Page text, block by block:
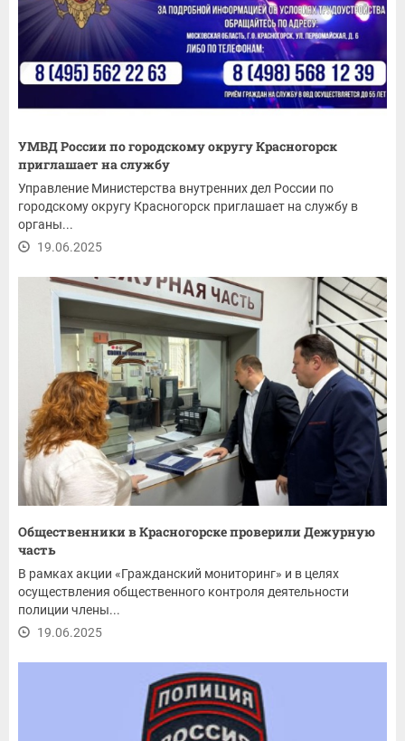
УМВД России по городскому округу Красногорск
приглашает на службу
Управление Министерства внутренних дел России по
городскому округу Красногорск приглашает на службу в
органы...
19.06.2025
Общественники в Красногорске проверили Дежурную
часть
В рамках акции «Гражданский мониторинг» и в целях
осуществления общественного контроля деятельности
полиции члены...
19.06.2025